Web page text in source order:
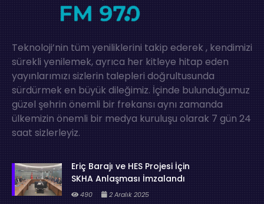
Teknoloji’nin tüm yeniliklerini takip ederek , kendimizi
sürekli yenilemek, ayrıca her kitleye hitap eden
yayınlarımızı sizlerin talepleri doğrultusunda
sürdürmek en büyük dileğimiz. İçinde bulunduğumuz
güzel şehrin önemli bir frekansı aynı zamanda
ülkemizin önemli bir medya kuruluşu olarak 7 gün 24
saat sizlerleyiz.
Eriç Barajı ve HES Projesi İçin
SKHA Anlaşması İmzalandı
490 2 Aralık 2025